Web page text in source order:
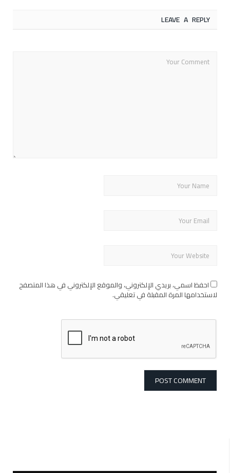
LEAVE A REPLY
احفظ اسمي، بريدي الإلكتروني، والموقع الإلكتروني في هذا المتصفح
لاستخدامها المرة المقبلة في تعليقي.